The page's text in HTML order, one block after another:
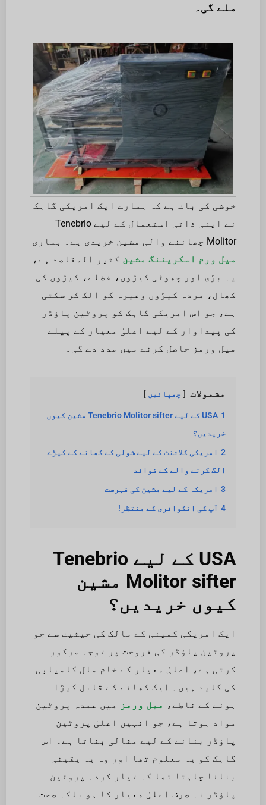
ملے گی۔
خوشی کی بات ہے کہ ہمارے ایک امریکی گاہک
نے اپنی ذاتی استعمال کے لیے Tenebrio
Molitor چھاننے والی مشین خریدی ہے۔ ہماری
میل ورم اسکریننگ مشین کثیر المقاصد ہے،
یہ بڑی اور چھوٹی کیڑوں، فضلے، کیڑوں کی
کھال، مردہ کیڑوں وغیرہ کو الگ کر سکتی
ہے، جو اس امریکی گاہک کو پروٹین پاؤڈر
کی پیداوار کے لیے اعلیٰ معیار کے پیلے
میل ورمز حاصل کرنے میں مدد دے گی۔
مشمولات چھپائیں
1
USA کے لیے Tenebrio Molitor sifter مشین کیوں
خریدیں؟
2 امریکی کلائنٹ کے لیے شولی کے کھانے کے کیڑے
الگ کرنے والے کے فوائد
3 امریکہ کے لیے مشین کی فہرست
4 آپ کی انکوائری کے منتظر!
USA کے لیے Tenebrio
Molitor sifter مشین
کیوں خریدیں؟
ایک امریکی کمپنی کے مالک کی حیثیت سے جو
پروٹین پاؤڈر کی فروخت پر توجہ مرکوز
کرتی ہے، اعلیٰ معیار کے خام مال کامیابی
کی کلید ہیں۔ ایک کھانے کے قابل کیڑا
ہونے کے ناطے، میل ورمز
میں عمدہ پروٹین
مواد ہوتا ہے، جو انہیں اعلیٰ پروٹین
پاؤڈر بنانے کے لیے مثالی بناتا ہے۔ اس
گاہک کو یہ معلوم تھا اور وہ یہ یقینی
بنانا چاہتا تھا کہ تیار کردہ پروٹین
پاؤڈر نہ صرف اعلیٰ معیار کا ہو بلکہ صحت